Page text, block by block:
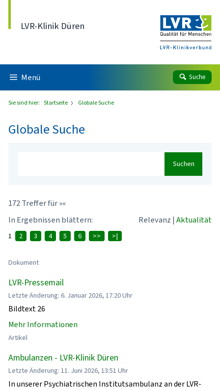
LVR-Klinik Düren
Menü Suche
Sie sind hier: Startseite Globale Suche
Globale Suche
Suchen
172 Treffer für »«
In Ergebnissen blättern:
Relevanz | Aktualität
1 2 3 4 5 6 >> >|
Dokument
LVR-Pressemail
Letzte Änderung: 6. Januar 2026, 17:20 Uhr
Bildtext 26
Mehr Informationen
Artikel
Ambulanzen - LVR-Klinik Düren
Letzte Änderung: 11. Juni 2026, 13:51 Uhr
In unserer Psychiatrischen Institutsambulanz an der LVR-